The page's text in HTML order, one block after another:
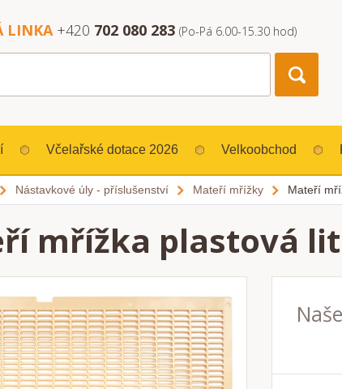
LINKA +420 702 080 283 (Po-Pá 6.00-15.30 hod)
Včelařské dotace 2026 Velkoobchod
Nástavkové úly - příslušenství Mateří mřížky Mateří
mřížka plastová